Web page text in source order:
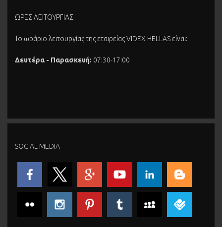
ΩΡΕΣ ΛΕΙΤΟΥΡΓΙΑΣ
Το ωράριο λειτουργίας της εταιρείας VIDEX HELLAS είναι:
Δευτέρα - Παρασκευή: 07:30-17:00
SOCIAL MEDIA